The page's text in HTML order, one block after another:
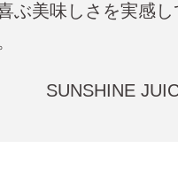
ぶ美味しさを実感
SUNSHINE